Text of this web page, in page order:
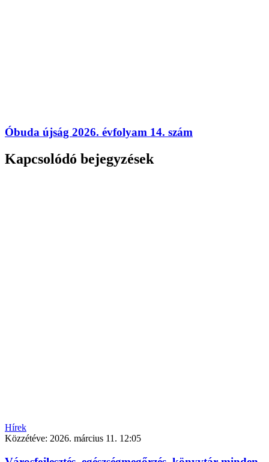
Óbuda újság 2026. évfolyam 14. szám
Kapcsolódó bejegyzések
Hírek
Közzétéve: 2026. március 11. 12:05